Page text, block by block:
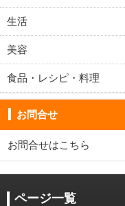
生活
美容
食品・レシピ・料理
お問合せ
お問合せはこちら
ページ一覧